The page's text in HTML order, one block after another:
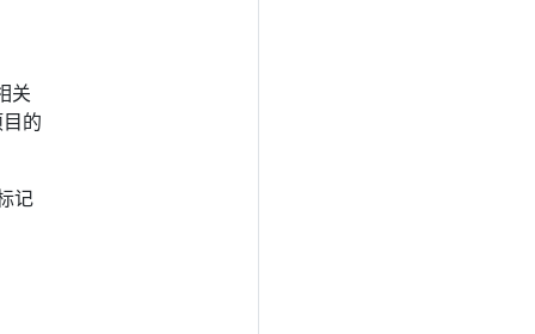
关
的
记